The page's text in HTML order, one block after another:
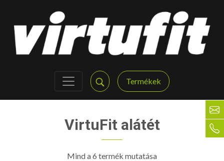
Termékek
VirtuFit alátét
Mind a 6 termék mutatása